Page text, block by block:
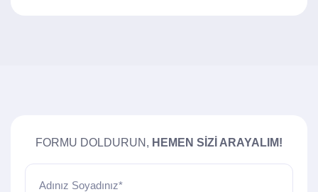
FORMU DOLDURUN, HEMEN SIZI ARAYALIM!
Adınız Soyadınız*